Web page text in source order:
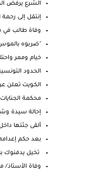
الشرع يرفض
إنتقل إلى رحمة
وفاة طالب في
"ضربوه
خيام وممر واحتلال 3 كيلومتر فى سيناء،
الحدود
الكـويت تعلن
محكمة
إحالة سيدة
ألقى جثتها
بعد حكم
تخيل يدفنوك
وفاة